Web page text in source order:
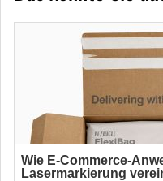
Wie E-Commerce-
Lasermarkierung